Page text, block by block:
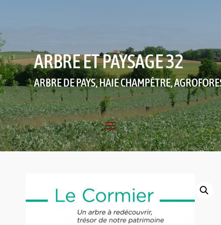
ARBRE ET PAYSAGE 32
ARBRE DE PAYS, HAIE CHAMPÊTRE,